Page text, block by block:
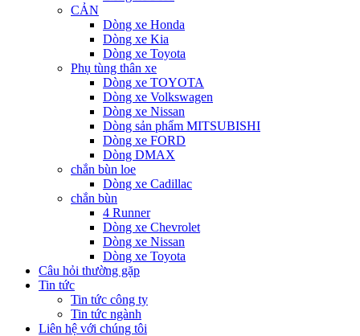
CẢN
Dòng xe Honda
Dòng xe Kia
Dòng xe Toyota
Phụ tùng thân xe
Dòng xe TOYOTA
Dòng xe Volkswagen
Dòng xe Nissan
Dòng sản phẩm MITSUBISHI
Dòng xe FORD
Dòng DMAX
chắn bùn loe
Dòng xe Cadillac
chắn bùn
4 Runner
Dòng xe Chevrolet
Dòng xe Nissan
Dòng xe Toyota
Câu hỏi thường gặp
Tin tức
Tin tức công ty
Tin tức ngành
Liên hệ với chúng tôi